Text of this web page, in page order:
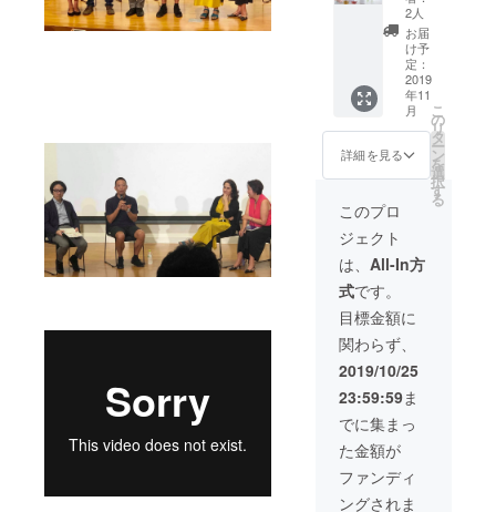
す ・
支援者
限定コ
ミュニ
ティ
（faceb
ookグ
ルー
プ）ご
DFCJ事
務局よ
り、感
謝の気
持ちを
込めた
御礼
メッ
セージ
12月頃
メール
でご連
絡差し
上げま
す) ※
対面で
の受講
が難し
ンライ
ンでの
受講も
可 ・
バチカ
ンでの
we can
パレー
ド及び
子ども
サミッ
トに参
加した
日本の
子ども
たちに
よるリ
アル報
費は自
費負担
となり
ます。
ご了承
くださ
い ・
DFC
ファシ
修ご招
待
※受講
後、
DFC
ファシ
リテー
ターと
して活
動いた
だくこ
とが可
能にな
ります
※2020
年2月、
東京都
「な
し」と
ご記入
下さい
・2020
年関東
での
DFC開
催校へ
※2020
年3学期
～、4月
～複数
校で実
施予定
・来年
度世界
大会ス
タ
ディー
ツアー
メン
バーと
してお
席優先
確保
※2020
＞ ・シ
ンガ
ポール
発オー
ガニッ
クハー
ティー
「WHIT
ETREE
」エナ
ジーブ
レンド
（Sサイ
ズ）×5
袋 ※
実際に
お送り
するの
もの
は、写
真の箱
バッ
ケージ
ではな
く、別
サイズ
のもの
になり
2人
お届
け予
定：
2019
年11
月
詳細を見る
こ
の
リ
タ
ー
ン
を
選
択
す
る
このプロ
ジェクト
は、 All-In方
式です。
目標金額に
関わらず、
2019/10/25
23:59:59ま
でに集まっ
た金額が
ファンディ
ングされま